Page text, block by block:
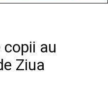
au
Ziua